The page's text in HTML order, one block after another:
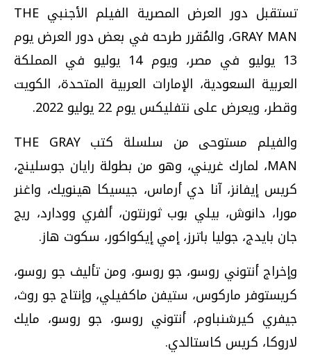
تستقبل دور العرض المصرية الفيلم الأجنبي THE
GRAY MAN، والمُقرر طرحه في بعض دور العرض يوم
13 يوليو في مصر، ويوم 14 يوليو في المملكة
العربية السعودية، الإمارات العربية المتحدة، الكويت
وقطر، ويعرض على نتفليكس يوم 22 يوليو 2022.
والفيلم مستوحى من سلسلة كتب THE GRAY
MAN، لمارك غريني، وهو من بطولة رايان جوسلينج،
كريس إيفانز، آنا دي أرماس، جيسيكا هينويك، واغنر
مورا، دانوش، بيلي بوب ثورنتون، ألفري وودارد، ريج
جان بايدج، جوليا باترز، إمي إيكواكور، سكوت هاز.
وإخراج أنتوني روسو، جو روسو، ومن تأليف جو روسو،
كريستوفر ماركوس، ستيفن ماكفيلي، وإنتاج جو روث،
جيفري كيرشنباوم، أنتوني روسو، جو روسو، مايك
لاروكا، كريس كاستالدي.